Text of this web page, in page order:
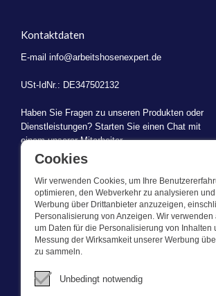
Kontaktdaten
E-mail info@arbeitshosenexpert.de
USt-IdNr.: DE347502132
Haben Sie Fragen zu unseren Produkten oder
Dienstleistungen? Starten Sie einen Chat mit
einem unserer Mitarbeiter.
WAS WIR TUN
Dieser Webshop ist Teil von BEVAZET BV.
1983 große und kleinere Unternehmen mit
haben einen eigenen Laden/Ausstellungsraum in
bieten unseren Kunden hochwertige und starke
Cookies
Wir verwenden Cookies, um Ihre
optimieren, den Webverkehr zu analysieren
Werbung über Drittanbieter anzuzeigen,
Personalisierung von Anzeigen. Wir verwenden
um Daten für die Personalisierung von Inhalten
Messung der Wirksamkeit unserer Werbung
zu sammeln.
Unbedingt notwendig